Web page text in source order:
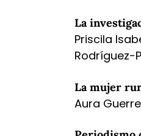
La
Priscila
Rodríguez-
La mujer
Aura